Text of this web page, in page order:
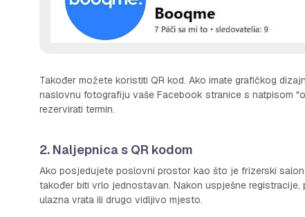
Također možete koristiti QR kod. Ako imate grafičkog
naslovnu fotografiju vaše Facebook stranice s natpisom
rezervirati termin.
2. Naljepnica s QR kodom
Ako posjedujete poslovni prostor kao što je frizerski
također biti vrlo jednostavan. Nakon uspješne
ulazna vrata ili drugo vidljivo mjesto.